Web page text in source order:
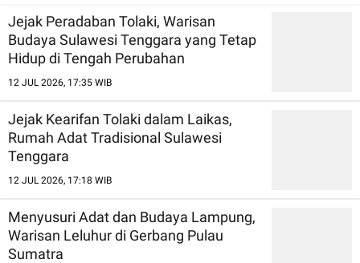
Jejak Peradaban Tolaki, Warisan
Budaya Sulawesi Tenggara yang Tetap
Hidup di Tengah Perubahan
12 JUL 2026, 17:35 WIB
Jejak Kearifan Tolaki dalam Laikas,
Rumah Adat Tradisional Sulawesi
Tenggara
12 JUL 2026, 17:18 WIB
Menyusuri Adat dan Budaya Lampung,
Warisan Leluhur di Gerbang Pulau
Sumatra